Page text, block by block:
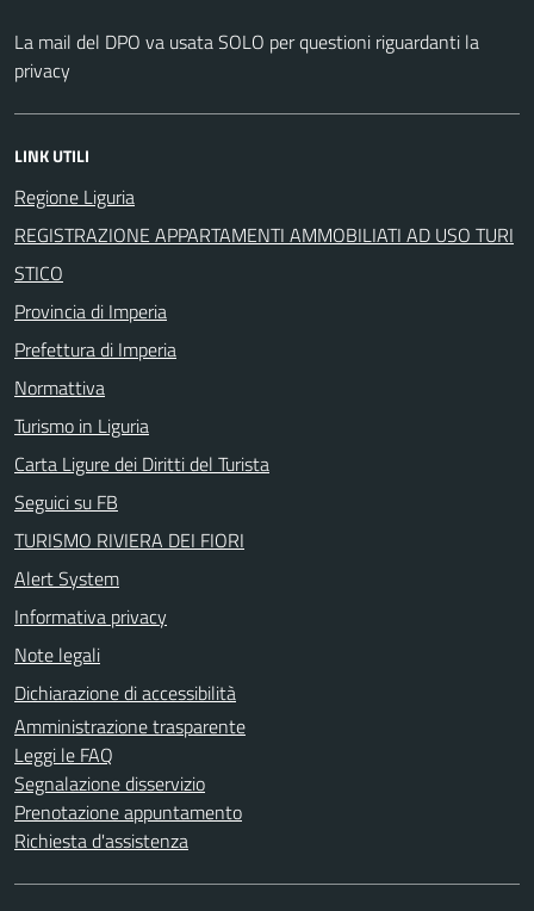
La mail del DPO va usata SOLO per questioni riguardanti la
privacy
LINK UTILI
Regione Liguria
REGISTRAZIONE APPARTAMENTI AMMOBILIATI AD USO TURI
STICO
Provincia di Imperia
Prefettura di Imperia
Normattiva
Turismo in Liguria
Carta Ligure dei Diritti del Turista
Seguici su FB
TURISMO RIVIERA DEI FIORI
Alert System
Informativa privacy
Note legali
Dichiarazione di accessibilità
Amministrazione trasparente
Leggi le FAQ
Segnalazione disservizio
Prenotazione appuntamento
Richiesta d'assistenza